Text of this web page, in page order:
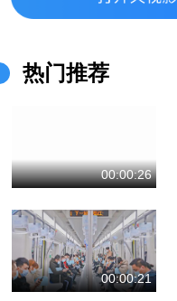
热门推荐
00:00:26
00:00:21